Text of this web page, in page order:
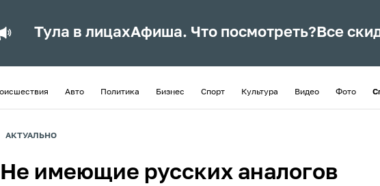
Тула в лицахАфиша. Что посмотреть? Все
Авто Политика Бизнес Спорт Культура Видео Фото
АКТУАЛЬНО
Не имеющие русских аналогов